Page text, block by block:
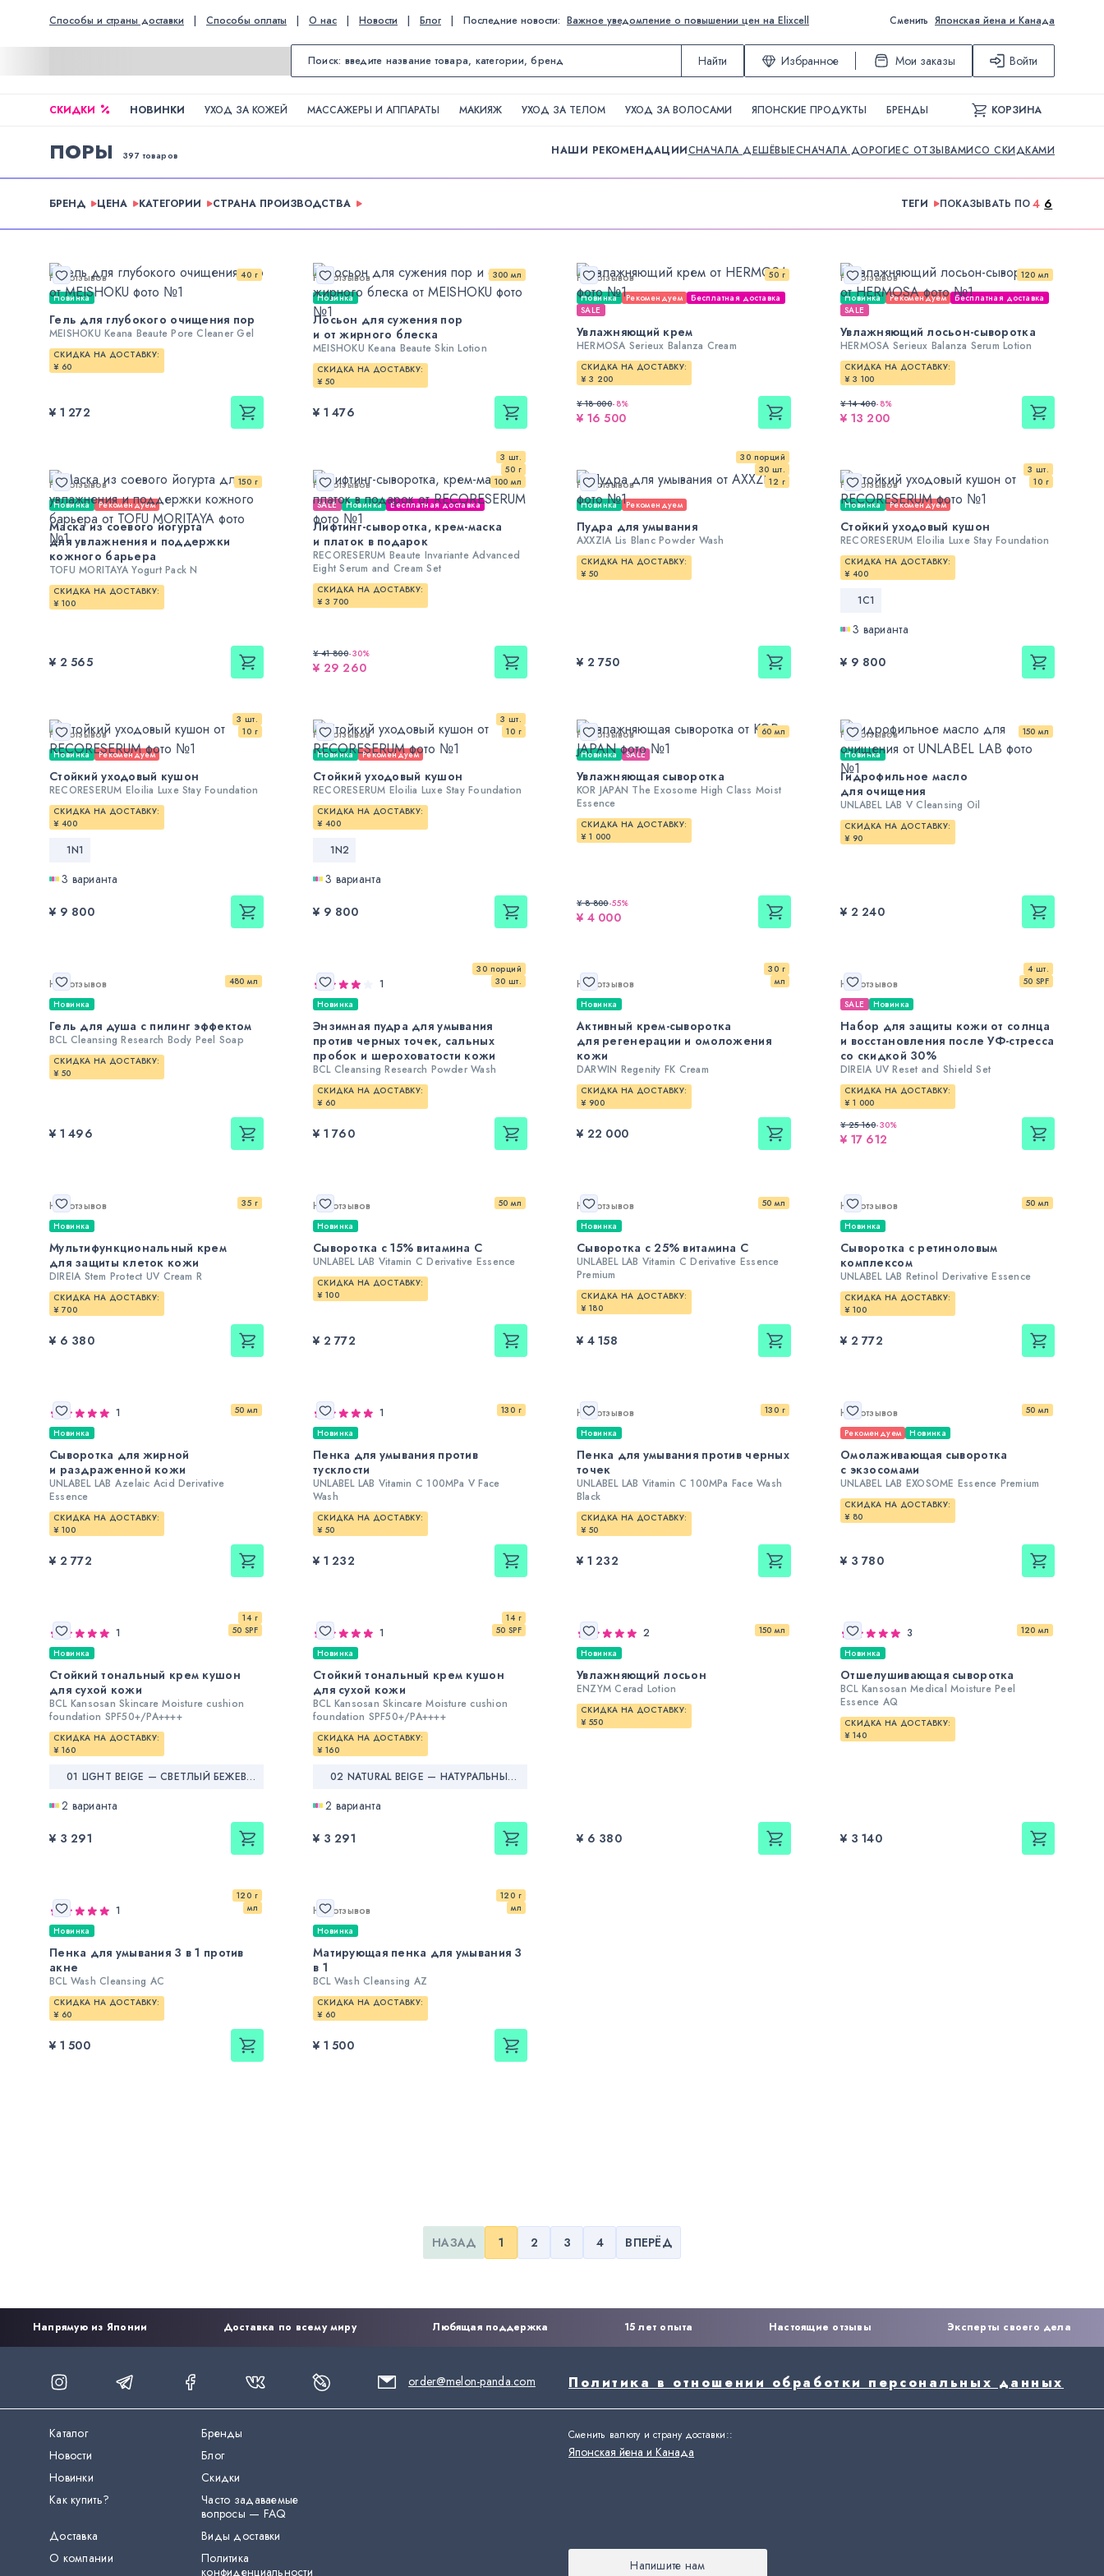
Способы и страны доставки | Способы оплаты | О нас | Новости | Блог | Последние новости: Важное уведомление о повышении цен на Elixcell Сменить Японская йена и Канада
Найти Избранное Мои заказы Войти
СКИДКИ НОВИНКИ УХОД ЗА КОЖЕЙ МАССАЖЕРЫ И АППАРАТЫ МАКИЯЖ УХОД ЗА ТЕЛОМ УХОД ЗА ВОЛОСАМИ ЯПОНСКИЕ ПРОДУКТЫ БРЕНДЫ КОРЗИНА
ПОРЫ 397 товаров НАШИ РЕКОМЕНДАЦИИСНАЧАЛА ДЕШЁВЫЕСНАЧАЛА ДОРОГИЕС ОТЗЫВАМИСО СКИДКАМИ
БРЕНД ЦЕНА КАТЕГОРИИ СТРАНА ПРОИЗВОДСТВА ТЕГИ ПОКАЗЫВАТЬ ПО4 6
40 г
Нет отзывов
Новинка
Гель для глубокого очищения пор
MEISHOKU Keana Beaute Pore Cleaner Gel
СКИДКА НА ДОСТАВКУ:
¥ 60
¥ 1 272
300 мл
Нет отзывов
Новинка
Лосьон для сужения пор
и от жирного блеска
MEISHOKU Keana Beaute Skin Lotion
СКИДКА НА ДОСТАВКУ:
¥ 50
¥ 1 476
50 г
Нет отзывов
Новинка Рекомендуем
Бесплатная доставка
SALE
Увлажняющий крем
HERMOSA Serieux Balanza Cream
СКИДКА НА ДОСТАВКУ:
¥ 3 200
¥ 18 000- 8%
¥ 16 500
120 мл
Нет отзывов
Новинка Рекомендуем
Бесплатная доставка
SALE
Увлажняющий лосьон-сыворотка
HERMOSA Serieux Balanza Serum Lotion
СКИДКА НА ДОСТАВКУ:
¥ 3 100
¥ 14 400- 8%
¥ 13 200
150 г
Нет отзывов
Новинка Рекомендуем
Маска из соевого йогурта
для увлажнения и поддержки
кожного барьера
TOFU MORITAYA Yogurt Pack N
СКИДКА НА ДОСТАВКУ:
¥ 100
¥ 2 565
3 шт.
50 г
100 мл
Нет отзывов
SALE Новинка Бесплатная доставка
Лифтинг-сыворотка, крем-маска
и платок в подарок
RECORESERUM Beaute Invariante Advanced
Eight Serum and Cream Set
СКИДКА НА ДОСТАВКУ:
¥ 3 700
¥ 41 800-30%
¥ 29 260
30 порций
30 шт.
12 г
Нет отзывов
Новинка Рекомендуем
Пудра для умывания
AXXZIA Lis Blanc Powder Wash
СКИДКА НА ДОСТАВКУ:
¥ 50
¥ 2 750
3 шт.
10 г
Нет отзывов
Новинка Рекомендуем
Стойкий уходовый кушон
RECORESERUM Eloilia Luxe Stay Foundation
СКИДКА НА ДОСТАВКУ:
¥ 400
1С1
3 варианта
¥ 9 800
3 шт.
10 г
Нет отзывов
Новинка Рекомендуем
Стойкий уходовый кушон
RECORESERUM Eloilia Luxe Stay Foundation
СКИДКА НА ДОСТАВКУ:
¥ 400
1N1
3 варианта
¥ 9 800
3 шт.
10 г
Нет отзывов
Новинка Рекомендуем
Стойкий уходовый кушон
RECORESERUM Eloilia Luxe Stay Foundation
СКИДКА НА ДОСТАВКУ:
¥ 400
1N2
3 варианта
¥ 9 800
60 мл
Нет отзывов
Новинка SALE
Увлажняющая сыворотка
KOR JAPAN The Exosome High Class Moist
Essence
СКИДКА НА ДОСТАВКУ:
¥ 1 000
¥ 8 800-55%
¥ 4 000
150 мл
Нет отзывов
Новинка
Гидрофильное масло
для очищения
UNLABEL LAB V Cleansing Oil
СКИДКА НА ДОСТАВКУ:
¥ 90
¥ 2 240
480 мл
Нет отзывов
Новинка
Гель для душа с пилинг эффектом
BCL Cleansing Research Body Peel Soap
СКИДКА НА ДОСТАВКУ:
¥ 50
¥ 1 496
30 порций
30 шт.
1
Новинка
Энзимная пудра для умывания
против черных точек, сальных
пробок и шероховатости кожи
BCL Cleansing Research Powder Wash
СКИДКА НА ДОСТАВКУ:
¥ 60
¥ 1 760
30 г
мл
Нет отзывов
Новинка
Активный крем-сыворотка
для регенерации и омоложения
кожи
DARWIN Regenity FK Cream
СКИДКА НА ДОСТАВКУ:
¥ 900
¥ 22 000
4 шт.
50 SPF
Нет отзывов
SALE Новинка
Набор для защиты кожи от солнца
и восстановления после УФ-стресса
со скидкой 30%
DIREIA UV Reset and Shield Set
СКИДКА НА ДОСТАВКУ:
¥ 1 000
¥ 25 160-30%
¥ 17 612
35 г
Нет отзывов
Новинка
Мультифункциональный крем
для защиты клеток кожи
DIREIA Stem Protect UV Cream R
СКИДКА НА ДОСТАВКУ:
¥ 700
¥ 6 380
50 мл
Нет отзывов
Новинка
Сыворотка с 15% витамина С
UNLABEL LAB Vitamin C Derivative Essence
СКИДКА НА ДОСТАВКУ:
¥ 100
¥ 2 772
50 мл
Нет отзывов
Новинка
Сыворотка с 25% витамина С
UNLABEL LAB Vitamin C Derivative Essence
Premium
СКИДКА НА ДОСТАВКУ:
¥ 180
¥ 4 158
50 мл
Нет отзывов
Новинка
Сыворотка с ретиноловым
комплексом
UNLABEL LAB Retinol Derivative Essence
СКИДКА НА ДОСТАВКУ:
¥ 100
¥ 2 772
50 мл
1
Новинка
Сыворотка для жирной
и раздраженной кожи
UNLABEL LAB Azelaic Acid Derivative
Essence
СКИДКА НА ДОСТАВКУ:
¥ 100
¥ 2 772
130 г
1
Новинка
Пенка для умывания против
тусклости
UNLABEL LAB Vitamin C 100MPa V Face
Wash
СКИДКА НА ДОСТАВКУ:
¥ 50
¥ 1 232
130 г
Нет отзывов
Новинка
Пенка для умывания против черных
точек
UNLABEL LAB Vitamin C 100MPa Face Wash
Black
СКИДКА НА ДОСТАВКУ:
¥ 50
¥ 1 232
50 мл
Нет отзывов
Рекомендуем Новинка
Омолаживающая сыворотка
с экзосомами
UNLABEL LAB EXOSOME Essence Premium
СКИДКА НА ДОСТАВКУ:
¥ 80
¥ 3 780
14 г
50 SPF
1
Новинка
Стойкий тональный крем кушон
для сухой кожи
BCL Kansosan Skincare Moisture cushion
foundation SPF50+/PA++++
СКИДКА НА ДОСТАВКУ:
¥ 160
01 LIGHT BEIGE — СВЕТЛЫЙ БЕЖЕВЫЙ
2 варианта
¥ 3 291
14 г
50 SPF
1
Новинка
Стойкий тональный крем кушон
для сухой кожи
BCL Kansosan Skincare Moisture cushion
foundation SPF50+/PA++++
СКИДКА НА ДОСТАВКУ:
¥ 160
02 NATURAL BEIGE — НАТУРАЛЬНЫЙ БЕЖЕВЫЙ
2 варианта
¥ 3 291
150 мл
2
Новинка
Увлажняющий лосьон
ENZYM Cerad Lotion
СКИДКА НА ДОСТАВКУ:
¥ 550
¥ 6 380
120 мл
3
Новинка
Отшелушивающая сыворотка
BCL Kansosan Medical Moisture Peel
Essence AQ
СКИДКА НА ДОСТАВКУ:
¥ 140
¥ 3 140
120 г
мл
1
Новинка
Пенка для умывания 3 в 1 против
акне
BCL Wash Cleansing AC
СКИДКА НА ДОСТАВКУ:
¥ 60
¥ 1 500
120 г
мл
Нет отзывов
Новинка
Матирующая пенка для умывания 3
в 1
BCL Wash Cleansing AZ
СКИДКА НА ДОСТАВКУ:
¥ 60
¥ 1 500
НАЗАД 1 2 3 4 ВПЕРЁД
Напрямую из Японии Доставка по всему миру Любящая поддержка 15 лет опыта Настоящие отзывы Эксперты своего дела
order@melon-panda.com Политика в отношении обработки персональных данных
Каталог
Бренды
Новости
Блог
Новинки
Скидки
Как купить?
Часто задаваемые
вопросы — FAQ
Доставка
Виды доставки
О компании
Политика
конфиденциальности
Сменить валюту и страну доставки::
Японская йена и Канада
Напишите нам